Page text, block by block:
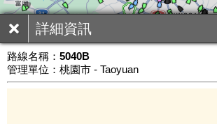
詳細資訊
路線名稱： 5040B
管理單位：桃園市 - Taoyuan